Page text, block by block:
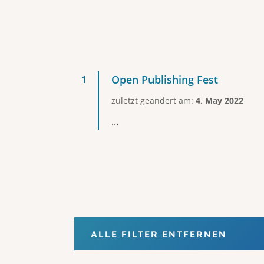
Open Publishing Fest
zuletzt geändert am: 4. May 2022
...
ALLE FILTER ENTFERNEN